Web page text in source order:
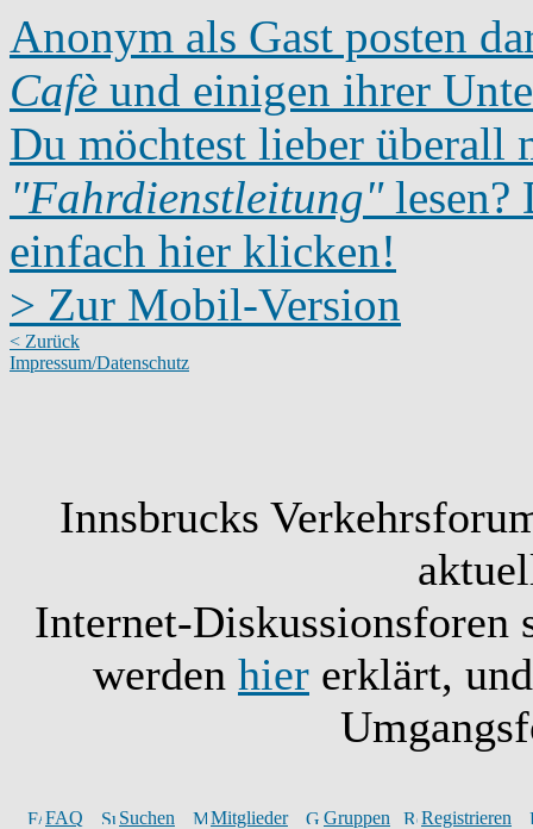
Anonym als Gast posten
Cafè und einigen ihrer
Du möchtest lieber überall
"Fahrdienstleitung"lesen?
einfach hier klicken!
> Zur Mobil-Version
< Zurück
Impressum/Datenschutz
Innsbrucks
Internet-Diskussionsforen
werden hier erklärt,
FAQ Suchen Mitglieder Gruppen
Registrieren